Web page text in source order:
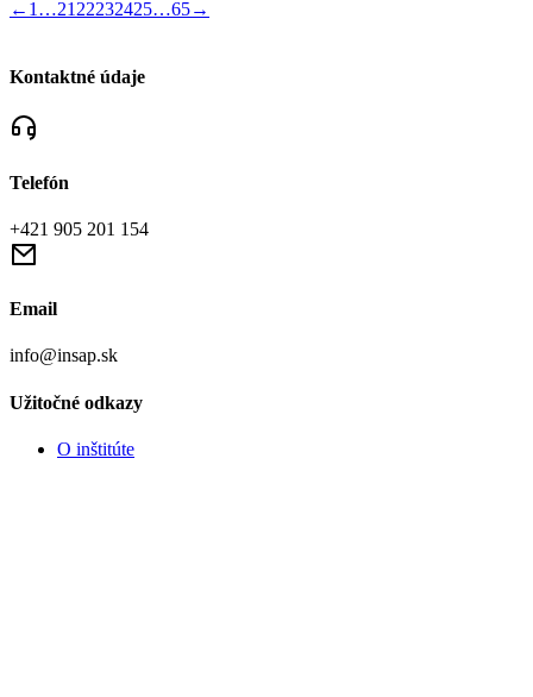
← 1 …21 22232425…65→
Kontaktné údaje
Telefón
+421 905 201 154
Email
info@insap.sk
Užitočné odkazy
O inštitúte